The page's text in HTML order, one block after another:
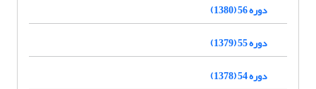
دوره 56 (1380)
دوره 55 (1379)
دوره 54 (1378)